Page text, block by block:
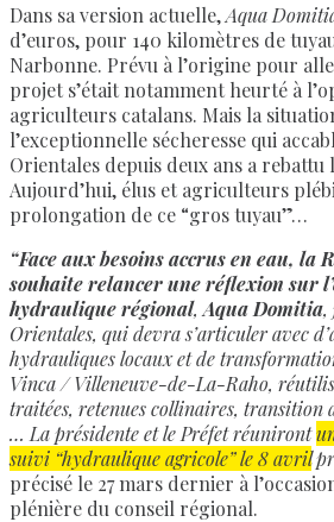
Dans sa version actuelle,Aqua
d’euros, pour 140 kilomètres de
Narbonne. Prévu à l’origine pour
projet s’était notamment heurté à
agriculteurs catalans. Mais la
l’exceptionnelle sécheresse qui
Orientales depuis deux ans a rebattu
Aujourd’hui, élus et agriculteurs
prolongation de ce “gros tuyau”…
“Face aux besoins accrus en eau, la
souhaite relancer une réflexion sur
hydraulique régional, Aqua Domitia,
Orientales, qui devra s’articuler avec
hydrauliques locaux et de
Vinca / Villeneuve-de-La-Raho,
traitées, retenues collinaires, transition
… La présidente et le Préfet réuniront
suivi “hydraulique agricole” le 8 avril
précisé le 27 mars dernier à
plénière du conseil régional.